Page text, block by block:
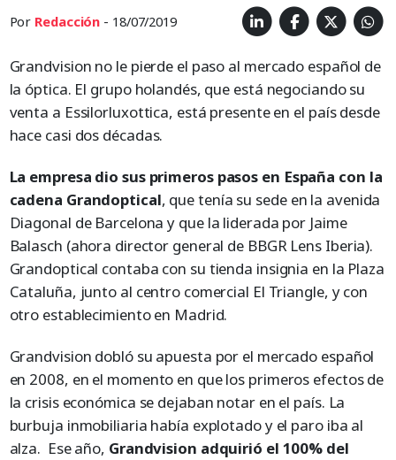
Por Redacción - 18/07/2019
Grandvision no le pierde el paso al mercado español de
la óptica. El grupo holandés, que está negociando su
venta a Essilorluxottica, está presente en el país desde
hace casi dos décadas.
La empresa dio sus primeros pasos en España con la
cadena Grandoptical, que tenía su sede en la avenida
Diagonal de Barcelona y que la liderada por Jaime
Balasch (ahora director general de BBGR Lens Iberia).
Grandoptical contaba con su tienda insignia en la Plaza
Cataluña, junto al centro comercial El Triangle, y con
otro establecimiento en Madrid.
Grandvision dobló su apuesta por el mercado español
en 2008, en el momento en que los primeros efectos de
la crisis económica se dejaban notar en el país. La
burbuja inmobiliaria había explotado y el paro iba al
alza. Ese año, Grandvision adquirió el 100% del